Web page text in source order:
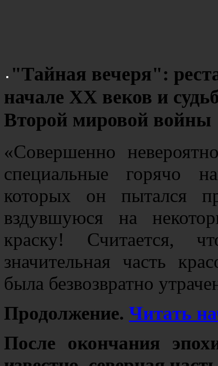
"Тайная вечеря":
начале XX веков и
Второй мировой войны
«Совершенно
специальные горячо
которых он пытался
вздувшуюся на
краску! Считается,
значительная часть
была безвозвратно
Продолжение. Читать
После окончания